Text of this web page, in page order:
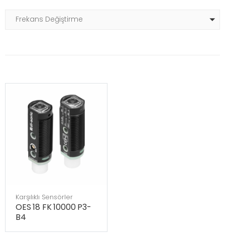
Frekans Değiştirme
Karşılıklı Sensörler
OES 18 FK 10000 P3-
B4